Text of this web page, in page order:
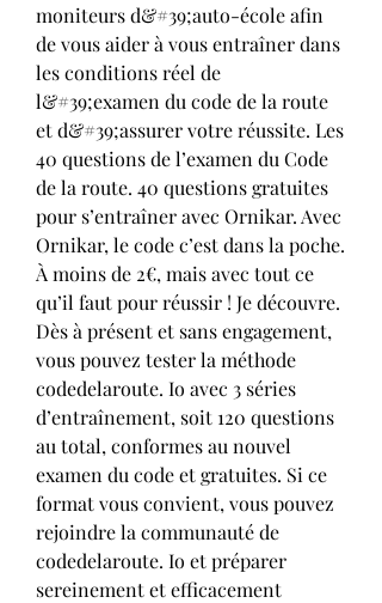
moniteurs d&#39;auto-école afin
de vous aider à vous entraîner dans
les conditions réel de
l&#39;examen du code de la route
et d&#39;assurer votre réussite. Les
40 questions de l’examen du Code
de la route. 40 questions gratuites
pour s’entraîner avec Ornikar. Avec
Ornikar, le code c’est dans la poche.
À moins de 2€, mais avec tout ce
qu’il faut pour réussir ! Je découvre.
Dès à présent et sans engagement,
vous pouvez tester la méthode
codedelaroute. Io avec 3 séries
d’entraînement, soit 120 questions
au total, conformes au nouvel
examen du code et gratuites. Si ce
format vous convient, vous pouvez
rejoindre la communauté de
codedelaroute. Io et préparer
sereinement et efficacement